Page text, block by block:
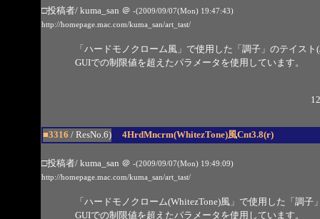
□投稿者/ kuma_san ＠ -(2009/09/07(Mon) 19:47:43)
http://homepage.mac.com/kuma_san/art_tast/
「ハードモノクローム風」で使用した「調子」のテイスト
GUIでの制限値を超えたパラメータを使用しています。
■3316 / ResNo.6) 4HrdMncrm(WhitezTone)風Cnt3.8(r)
□投稿者/ kuma_san ＠ -(2009/09/07(Mon) 19:49:09)
http://homepage.mac.com/kuma_san/art_tast/
「ハードモノクローム(WhitezTone)風」で使用した「調子
GUIでの制限値を超えたパラメータを使用しています。